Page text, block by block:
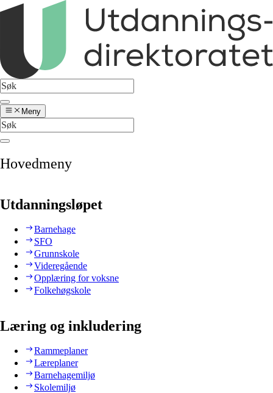
Meny
Hovedmeny
Utdanningsløpet
Barnehage
SFO
Grunnskole
Videregående
Opplæring for voksne
Folkehøgskole
Læring og inkludering
Rammeplaner
Læreplaner
Barnehagemiljø
Skolemiljø